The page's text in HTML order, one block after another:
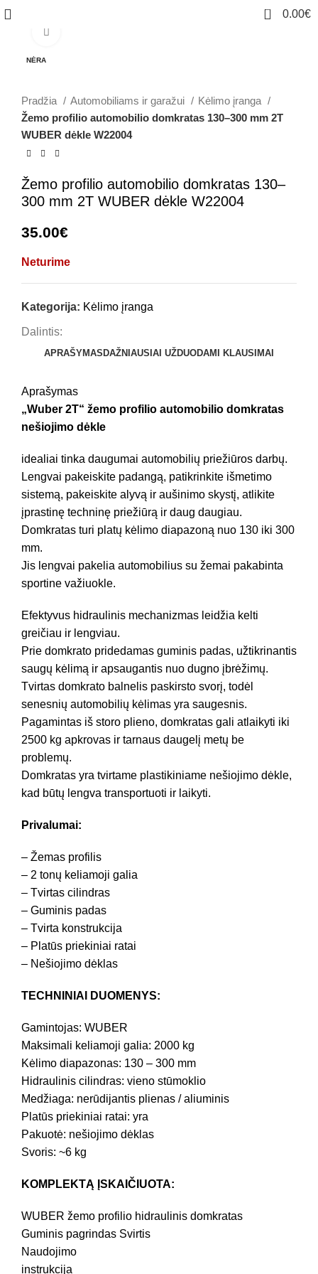
0 0.00€
NĖRA
Pradžia Automobiliams ir garažui
Kėlimo įranga
Žemo profilio automobilio domkratas 130–300 mm 2T
WUBER dėkle W22004
Žemo profilio automobilio domkratas 130–
300 mm 2T WUBER dėkle W22004
35.00€
Neturime
Kategorija: Kėlimo įranga
Dalintis:
APRAŠYMAS DAŽNIAUSIAI UŽDUODAMI KLAUSIMAI
Aprašymas
„Wuber 2T“ žemo profilio automobilio domkratas
nešiojimo dėkle
idealiai tinka daugumai automobilių priežiūros darbų.
Lengvai pakeiskite padangą, patikrinkite išmetimo
sistemą, pakeiskite alyvą ir aušinimo skystį, atlikite
įprastinę techninę priežiūrą ir daug daugiau.
Domkratas turi platų kėlimo diapazoną nuo 130 iki 300
mm.
Jis lengvai pakelia automobilius su žemai pakabinta
sportine važiuokle.
Efektyvus hidraulinis mechanizmas leidžia kelti
greičiau ir lengviau.
Prie domkrato pridedamas guminis padas, užtikrinantis
saugų kėlimą ir apsaugantis nuo dugno įbrėžimų.
Tvirtas domkrato balnelis paskirsto svorį, todėl
senesnių automobilių kėlimas yra saugesnis.
Pagamintas iš storo plieno, domkratas gali atlaikyti iki
2500 kg apkrovas ir tarnaus daugelį metų be
problemų.
Domkratas yra tvirtame plastikiniame nešiojimo dėkle,
kad būtų lengva transportuoti ir laikyti.
Privalumai:
– Žemas profilis
– 2 tonų keliamoji galia
– Tvirtas cilindras
– Guminis padas
– Tvirta konstrukcija
– Platūs priekiniai ratai
– Nešiojimo dėklas
TECHNINIAI DUOMENYS:
Gamintojas: WUBER
Maksimali keliamoji galia: 2000 kg
Kėlimo diapazonas: 130 – 300 mm
Hidraulinis cilindras: vieno stūmoklio
Medžiaga: nerūdijantis plienas / aliuminis
Platūs priekiniai ratai: yra
Pakuotė: nešiojimo dėklas
Svoris: ~6 kg
KOMPLEKTĄ ĮSKAIČIUOTA:
WUBER žemo profilio hidraulinis domkratas
Guminis pagrindas Svirtis
Naudojimo
instrukcija